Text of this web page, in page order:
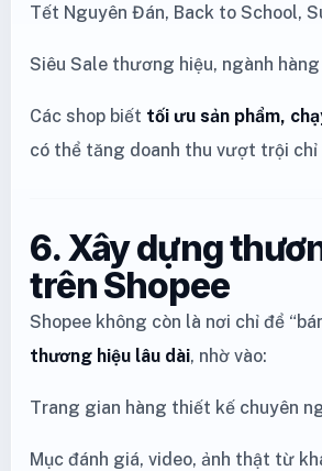
Tết Nguyên Đán, Back to School,
Siêu Sale thương hiệu, ngành
Các shop biết tối ưu sản phẩm,
có thể tăng doanh thu vượt trội chỉ
6. Xây dựng
trên Shopee
Shopee không còn là nơi chỉ để
thương hiệu lâu dài, nhờ vào:
Trang gian hàng thiết kế chuyên
Mục đánh giá, video, ảnh thật từ